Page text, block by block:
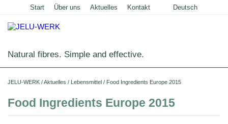
Start Über uns Aktuelles
Kontakt
Deutsch
Natural fibres. Simple and effective.
Lebensmittel
Übersicht
Haus- und Nutztiere
JELU-WERK /Aktuelles / Lebensmittel / Food Ingredients Europe 2015
Food Ingredients Europe 2015